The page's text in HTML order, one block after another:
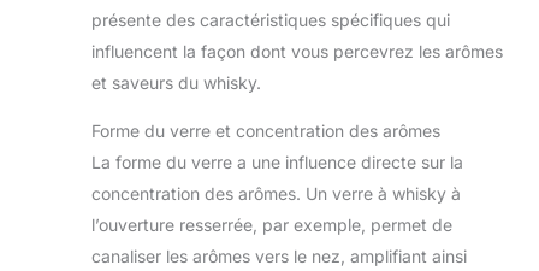
présente des caractéristiques spécifiques qui
influencent la façon dont vous percevrez les arômes
et saveurs du whisky.
Forme du verre et concentration des arômes
La forme du verre a une influence directe sur la
concentration des arômes. Un verre à whisky à
l’ouverture resserrée, par exemple, permet de
canaliser les arômes vers le nez, amplifiant ainsi